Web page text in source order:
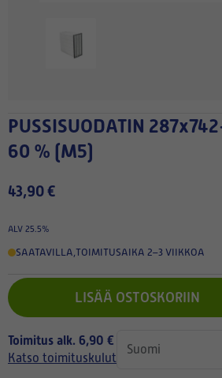
PUSSISUODATIN 287x742-360/3 ePM10
60 % (M5)
43,90 €
ALV 25.5%
SAATAVILLA,TOIMITUSAIKA 2–3 VIIKKOA
LISÄÄ OSTOSKORIIN
Toimitus alk. 6,90 €
Katso toimituskulut